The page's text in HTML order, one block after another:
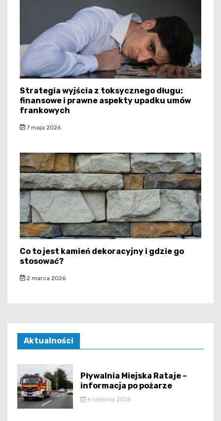
Strategia wyjścia z toksycznego długu:
finansowe i prawne aspekty upadku umów
frankowych
7 maja 2026
Co to jest kamień dekoracyjny i gdzie go
stosować?
2 marca 2026
Aktualności
Pływalnia Miejska Rataje –
informacja po pożarze
6 sierpnia 2026